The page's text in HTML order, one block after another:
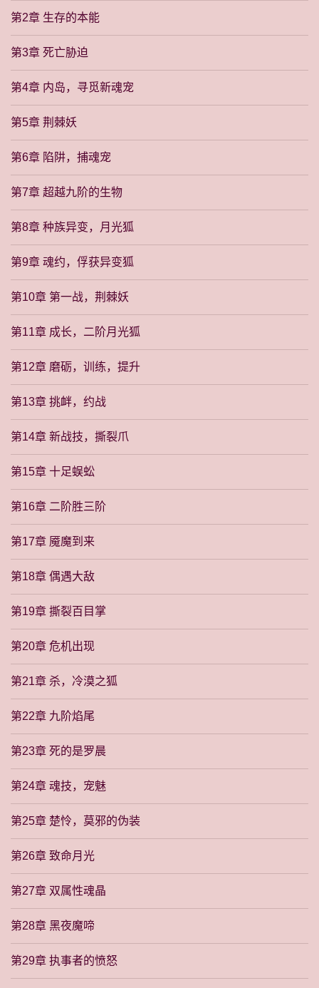
第2章 生存的本能
第3章 死亡胁迫
第4章 内岛，寻觅新魂宠
第5章 荆棘妖
第6章 陷阱，捕魂宠
第7章 超越九阶的生物
第8章 种族异变，月光狐
第9章 魂约，俘获异变狐
第10章 第一战，荆棘妖
第11章 成长，二阶月光狐
第12章 磨砺，训练，提升
第13章 挑衅，约战
第14章 新战技，撕裂爪
第15章 十足蜈蚣
第16章 二阶胜三阶
第17章 魇魔到来
第18章 偶遇大敌
第19章 撕裂百目掌
第20章 危机出现
第21章 杀，冷漠之狐
第22章 九阶焰尾
第23章 死的是罗晨
第24章 魂技，宠魅
第25章 楚怜，莫邪的伪装
第26章 致命月光
第27章 双属性魂晶
第28章 黑夜魔啼
第29章 执事者的愤怒